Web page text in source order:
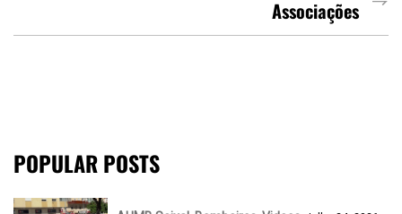
Associações
POPULAR POSTS